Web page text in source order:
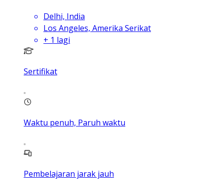
Delhi, India
Los Angeles, Amerika Serikat
+ 1 lagi
Sertifikat
Waktu penuh, Paruh waktu
Pembelajaran jarak jauh